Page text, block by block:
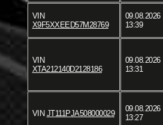
VIN
X9F5XXEED57M28769
09.08.2026
13:39
VIN
XTA212140D2128186
09.08.2026
13:31
VIN JT111PJA508000029
09.08.2026
13:27